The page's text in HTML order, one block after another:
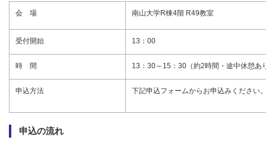
会 場 南山大学R棟4階 R49教室
受付開始 13：00
時 間 13：30～15：30（約2時間・途中休憩あ
申込方法 下記申込フォームからお申込みください
申込の流れ